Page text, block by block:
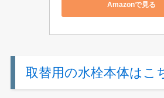
Amazonで見る
取替用の水栓本体はこ